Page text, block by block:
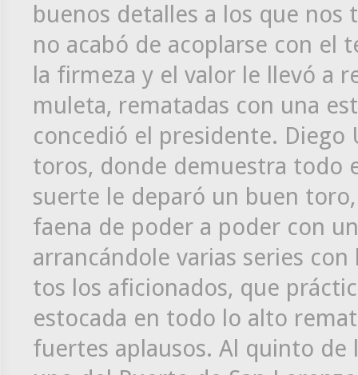
buenos detalles a los que
no acabó de acoplarse con el
la firmeza y el valor le llevó a
muleta, rematadas con una
concedió el presidente. Diego
toros, donde demuestra todo
suerte le deparó un buen
faena de poder a poder con
arrancándole varias series
tos los aficionados, que
estocada en todo lo alto
fuertes aplausos. Al quinto